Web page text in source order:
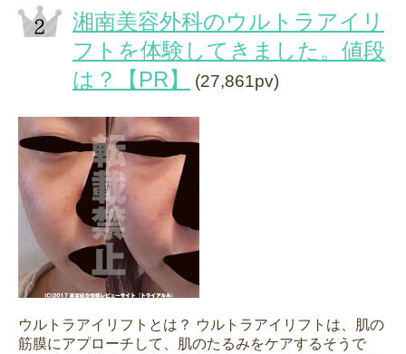
湘南美容外科のウルトラアイリ
フトを体験してきました。値段
は？【PR】
(27,861pv)
ウルトラアイリフトとは？ ウルトラアイリフトは、肌の
筋膜にアプローチして、肌のたるみをケアするそうで